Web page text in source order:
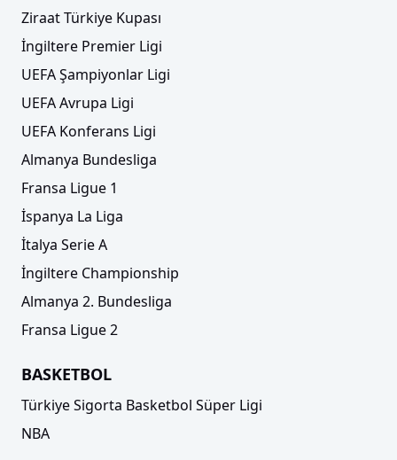
Ziraat Türkiye Kupası
İngiltere Premier Ligi
UEFA Şampiyonlar Ligi
UEFA Avrupa Ligi
UEFA Konferans Ligi
Almanya Bundesliga
Fransa Ligue 1
İspanya La Liga
İtalya Serie A
İngiltere Championship
Almanya 2. Bundesliga
Fransa Ligue 2
BASKETBOL
Türkiye Sigorta Basketbol Süper Ligi
NBA